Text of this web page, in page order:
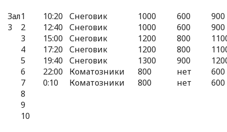
Зал
3
1 10:20 Снеговик 1000 600
900
2
12:40 Снеговик 1000 600
900
3
15:00 Снеговик 1200 800
4
17:20 Снеговик 1200 800
5
19:40 Снеговик 1300 900
6
22:00 Коматозники 800 нет
600
7
0:10 Коматозники 800 нет
600
8
9
10